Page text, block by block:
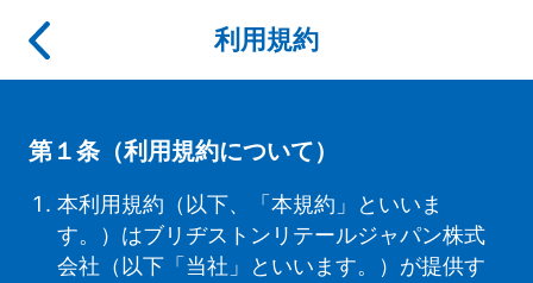
利用規約
第１条（利用規約について）
本利用規約（以下、「本規約」といいま
す。）はブリヂストンリテールジャパン株式
会社（以下「当社」といいます。）が提供す